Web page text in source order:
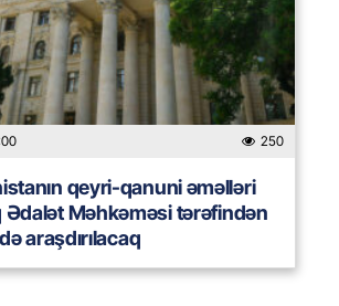
250
qeyri-qanuni əməlləri
Ədalət Məhkəməsi tərəfindən
araşdırılacaq